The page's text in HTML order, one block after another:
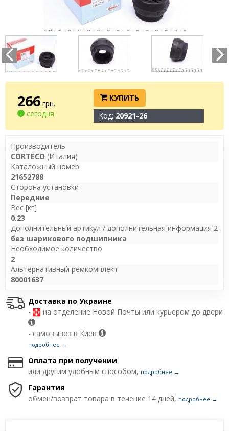
266 грн.
сегодня
КУПИТЬ
Код: 20921-26
Производитель
CORTECO (Италия)
Каталожный номер
21652788
Сторона установки
Передние
Вес [кг]
0.23
Дополнительный артикул / дополнительная информация 2
без шарикового подшипника
Необходимое количество
2
Альтернативный ремкомплект
80001637
Доставка по Украине
-
на отделение Новой Почты или курьером до двери
- самовывоз в Киев
подробнее →
Оплата при получении
или другим удобным способом, подробнее →
Гарантия
обмен/возврат товара в течение 14 дней, подробнее →